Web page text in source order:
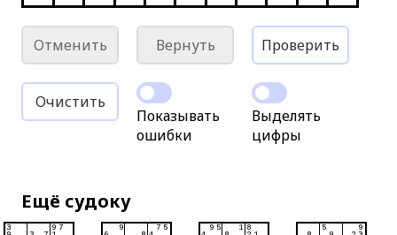
Отменить Вернуть Проверить
Очистить
Показывать
ошибки
Выделять
цифры
Ещё судоку